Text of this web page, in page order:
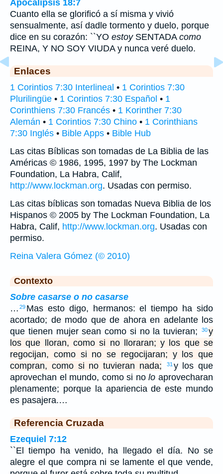
Apocalipsis 18:7
Cuanto ella se glorificó a sí misma y vivió
sensualmente, así dadle tormento y duelo, porque
dice en su corazón: ``YO estoySENTADA como
REINA, Y NO SOY VIUDA y nunca veré duelo.
Enlaces
1 Corintios 7:30 Interlineal • 1 Corintios 7:30
Plurilingüe • 1 Corintios 7:30 Español • 1
Corinthiens 7:30 Francés • 1 Korinther 7:30
Alemán • 1 Corintios 7:30 Chino • 1 Corinthians
7:30 Inglés • Bible Apps • Bible Hub
Las citas Bíblicas son tomadas de La Biblia de las
Américas © 1986, 1995, 1997 by The Lockman
Foundation, La Habra, Calif,
http://www.lockman.org. Usadas con permiso.
Las citas bíblicas son tomadas Nueva Biblia de los
Hispanos © 2005 by The Lockman Foundation, La
Habra, Calif, http://www.lockman.org. Usadas con
permiso.
Reina Valera Gómez (© 2010)
Contexto
Sobre casarse o no casarse
… 29 Mas esto digo, hermanos: el tiempo ha sido
acortado; de modo que de ahora en adelante los
que tienen mujer sean como si no la tuvieran;
30y
los que lloran, como si no lloraran; y los que se
regocijan, como si no se regocijaran; y los que
compran, como si no tuvieran nada;
31 y los que
aprovechan el mundo, como si nolo aprovecharan
plenamente; porque la apariencia de este mundo
es pasajera.…
Referencia Cruzada
Ezequiel 7:12
``El tiempo ha venido, ha llegado el día. No se
alegre el que compra ni se lamente el que vende,